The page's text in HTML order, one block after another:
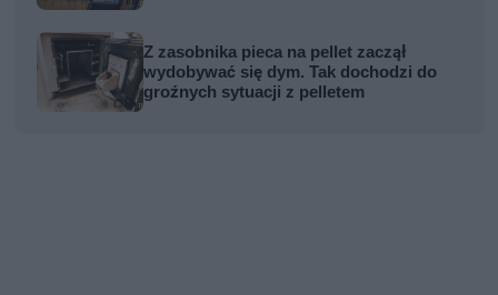
Z zasobnika pieca na pellet zaczął
wydobywać się dym. Tak dochodzi do
groźnych sytuacji z pelletem